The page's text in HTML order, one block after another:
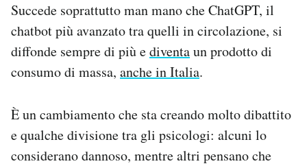
Succede soprattutto man mano che ChatGPT, il
chatbot più avanzato tra quelli in circolazione, si
diffonde sempre di più ediventaun prodotto di
consumo di massa, anche in Italia.
È un cambiamento che sta creando molto dibattito
e qualche divisione tra gli psicologi: alcuni lo
considerano dannoso, mentre altri pensano che